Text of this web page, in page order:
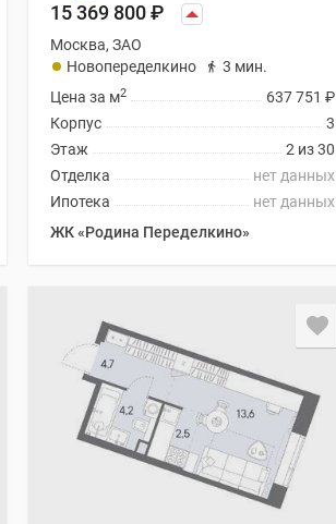
15 369 800₽
Москва, ЗАО
Новопеределкино
3 мин.
637 751 ₽
Цена за м2
3
Корпус
2 из 30
Этаж
нет данных
Отделка
нет данных
Ипотека
ЖК «Родина Переделкино»